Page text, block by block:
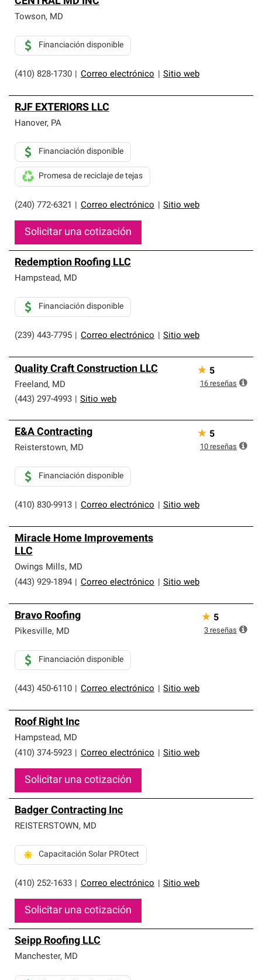
Towson, MD
(410) 828-1730 Correo electrónico Sitio web
Financiación disponible
RJF EXTERIORS LLC
Hanover, PA
(240) 772-6321 Correo electrónico Sitio web
Financiación disponible
Promesa de reciclaje de tejas
Solicitar una cotización
Redemption Roofing LLC
Hampstead, MD
(239) 443-7795 Correo electrónico Sitio web
Financiación disponible
Quality Craft Construction LLC
Freeland, MD
(443) 297-4993
Sitio web
★ 5
16 reseñas
E&A Contracting
Reisterstown, MD
(410) 830-9913 Correo electrónico Sitio web
Financiación disponible
★ 5
10 reseñas
Miracle Home Improvements
LLC
Owings Mills, MD
(443) 929-1894
Correo electrónico Sitio web
Bravo Roofing
Pikesville, MD
(443) 450-6110 Correo electrónico Sitio web
Financiación disponible
★ 5
3 reseñas
Roof Right Inc
Hampstead, MD
(410) 374-5923
Correo electrónico Sitio web
Solicitar una cotización
Badger Contracting Inc
REISTERSTOWN, MD
(410) 252-1633 Correo electrónico Sitio web
Capacitación Solar PROtect
Solicitar una cotización
Seipp Roofing LLC
Manchester, MD